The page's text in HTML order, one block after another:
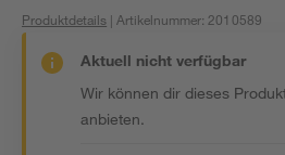
Produktdetails | Artikelnummer: 2010589
Aktuell nicht verfügbar
Wir können dir dieses
anbieten.